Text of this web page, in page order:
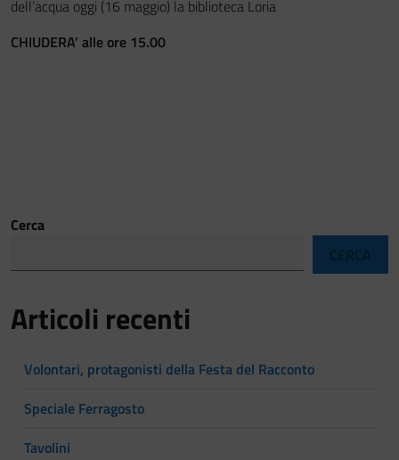
dell’acqua oggi (16 maggio) la biblioteca Loria
CHIUDERA’ alle ore 15.00
Cerca
CERCA
Articoli recenti
Volontari, protagonisti della Festa del Racconto
Speciale Ferragosto
Tavolini